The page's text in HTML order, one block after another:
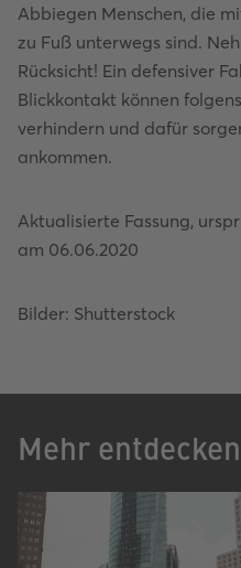
Abbiegen Menschen, die
zu Fuß unterwegs sind.
Rücksicht! Ein defensiver
Blickkontakt können
verhindern und dafür
ankommen.
Aktualisierte Fassung,
am 06.06.2020
Bilder: Shutterstock
Mehr entdecken